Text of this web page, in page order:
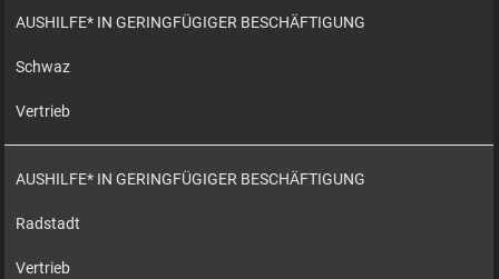
AUSHILFE* IN GERINGFÜGIGER BESCHÄFTIGUNG
Schwaz
Vertrieb
AUSHILFE* IN GERINGFÜGIGER BESCHÄFTIGUNG
Radstadt
Vertrieb